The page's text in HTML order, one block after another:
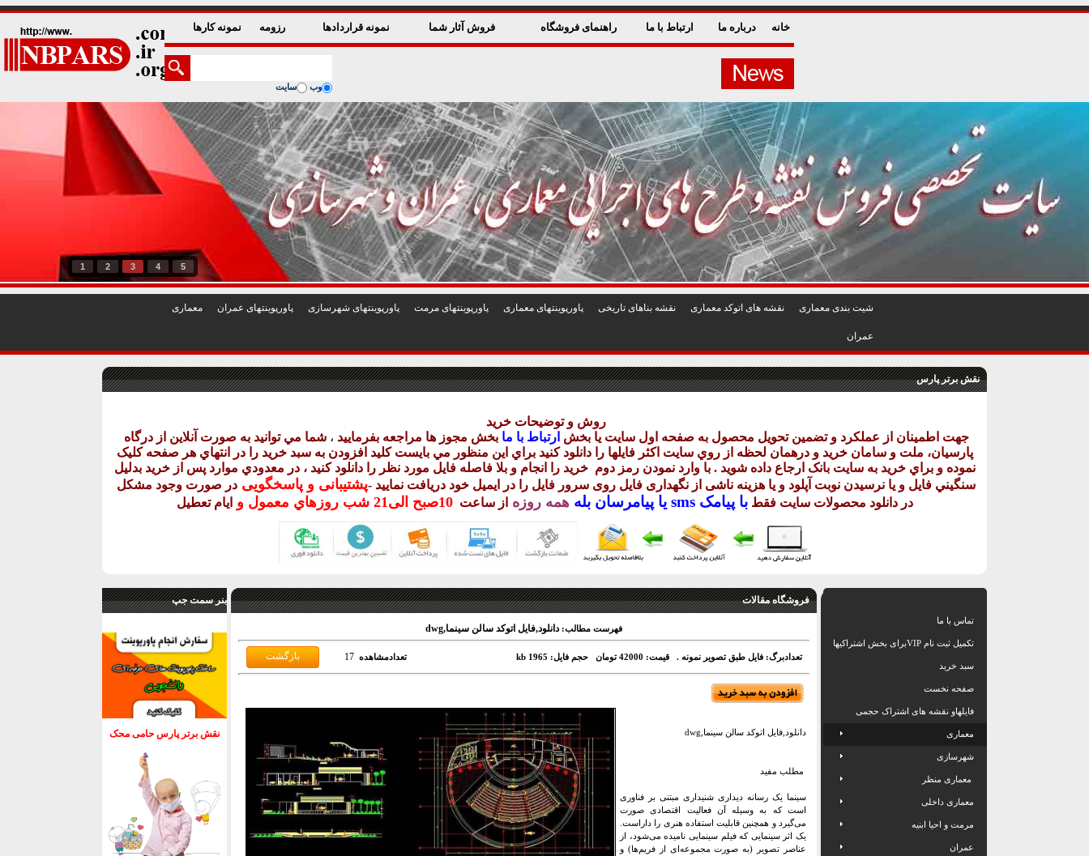
خانه درباره ما ارتباط با ما راهنمای فروشگاه فروش آثار شما نمونه قراردادها رزومه نمونه کارها
وب سایت
1 2 3 4 5
شيت بندی معماری نقشه های اتوکد معماری نقشه بناهای تاريخی پاورپوينتهای معماری پاورپوينتهای مرمت پاورپوينتهای شهرسازی پاورپوينتهای عمران معماری
عمران
نقش برتر پارس
روش و توضيحات خريد
جهت اطمينان از عملکرد و تضمين تحويل محصول به صفحه اول سايت يا بخش ارتباط با ما بخش مجوز ها مراجعه بفرماييد ،شما مي توانيد به صورت آنلاين از درگاه
پارسيان، ملت و سامان خريد و درهمان لحظه از روي سايت اکثر فايلها را دانلود کنيد براي اين منظور مي بايست کليد افزودن به سبد خريد را در انتهاي هر صفحه کليک
نموده و براي خريد به سايت بانک ارجاع داده شويد . با وارد نمودن رمز دوم خريد را انجام و بلا فاصله فايل مورد نظر را دانلود کنيد ، در معدودي موارد پس از خريد بدليل
سنگيني فايل و يا نرسيدن نوبت آپلود و يا هزينه ناشی از نگهداری فايل روی سرور فايل را در ايميل خود دريافت نماييد -پشتيبانی و پاسخگويی در صورت وجود مشکل
در دانلود محصولات سايت فقطباپيامک sms يا پيامرسان بله همه روزه از ساعت10صبح الی21 شب روزهاي معمول و ايام تعطيل
بنر سمت جپ
نقش برتر پارس حامی محک
فروشگاه مقالات
فهرست مطالب: دانلود,فایل اتوکد سالن سینما,dwg
تعدادبرگ: فایل طبق تصویر نمونه . قیمت: 42000 تومان حجم فایل: 1965 kb تعدادمشاهده 17
دانلود,فایل اتوکد سالن سینما,dwg
مطلب مفید
سینما یک رسانه دیداری شنیداری مبتنی بر فناوری
است که به وسیله آن فعالیت اقتصادی صورت
می‌گیرد و همچنین قابلیت استفاده هنری را داراست.
یک اثر سینمایی که فیلم سینمایی نامیده می‌شود، از
عناصر تصویر (به صورت مجموعه‌ای از فریم‌ها) و
تماس با ما
تکمیل ثبت نام VIPبرای بخش اشتراکیها
سبد خرید
صفحه نخست
فایلهاو نقشه های اشتراک حجمی
معماری
شهرسازی
معماری منظر
معماری داخلی
مرمت و احیا ابنیه
عمران